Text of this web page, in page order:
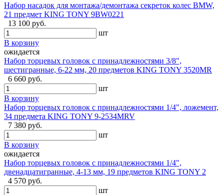
Набор насадок для монтажа/демонтажа секреток колес BMW,
21 предмет KING TONY 9BW0221
13 100 руб.
шт
В корзину
ожидается
Набор торцевых головок с принадлежностями 3/8",
шестигранные, 6-22 мм, 20 предметов KING TONY 3520MR
6 660 руб.
шт
В корзину
Набор торцевых головок с принадлежностями 1/4", ложемент,
34 предмета KING TONY 9-2534MRV
7 380 руб.
шт
В корзину
ожидается
Набор торцевых головок с принадлежностями 1/4",
двенадцатигранные, 4-13 мм, 19 предметов KING TONY 2
4 570 руб.
шт